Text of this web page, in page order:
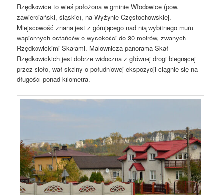
Rzędkowice to wieś położona w gminie Włodowice (pow.
zawierciański, śląskie), na Wyżynie Częstochowskiej.
Miejscowość znana jest z górującego nad nią wybitnego muru
wapiennych ostańców o wysokości do 30 metrów, zwanych
Rzędkowickimi Skałami. Malownicza panorama Skał
Rzędkowickich jest dobrze widoczna z głównej drogi biegnącej
przez sioło, wał skalny o południowej ekspozycji ciągnie się na
długości ponad kilometra.